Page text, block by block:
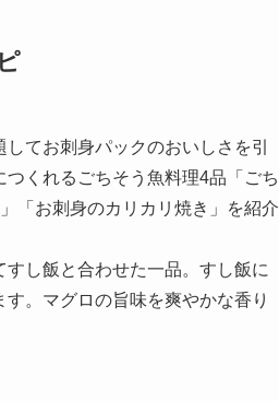
てお刺身パックのおいしさを引
くれるごちそう魚料理4品「ごち
「お刺身のカリカリ焼き」を紹介
し飯と合わせた一品。すし飯に
。マグロの旨味を爽やかな香り